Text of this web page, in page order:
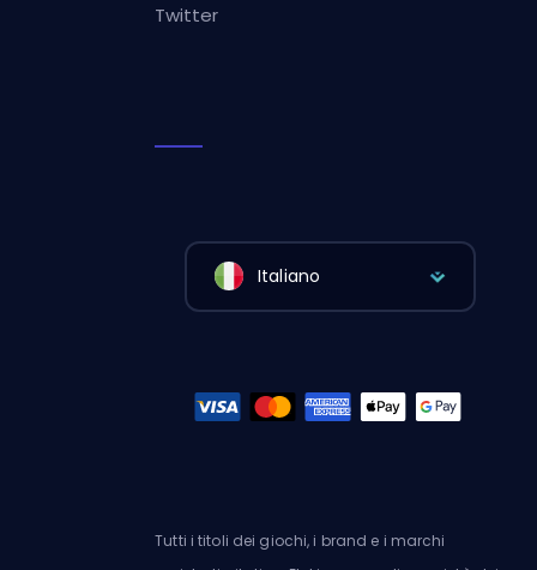
Twitter
Italiano
Tutti i titoli dei giochi, i brand e i marchi